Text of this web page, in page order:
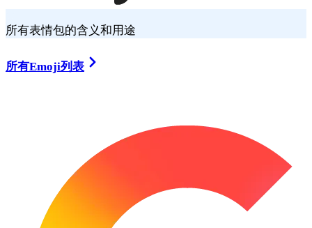
所有表情包的含义和用途
所有Emoji列表